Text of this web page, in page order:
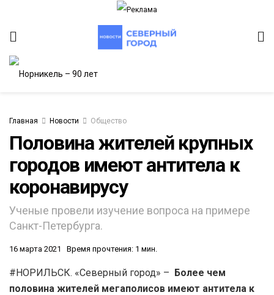
Главная Новости Общество
Половина жителей крупных
городов имеют антитела к
коронавирусу
Ученые провели изучение вопроса на примере
Санкт-Петербурга.
16 марта 2021 Время прочтения: 1 мин.
#НОРИЛЬСК. «Северный город» – Более чем
половина жителей мегаполисов имеют антитела к